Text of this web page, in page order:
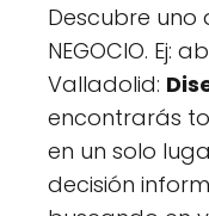
Descubre uno
NEGOCIO. Ej:
Valladolid:
encontrarás
en un solo
decisión